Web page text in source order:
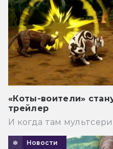
«Коты-воители»
трейлер
И когда там
Новости